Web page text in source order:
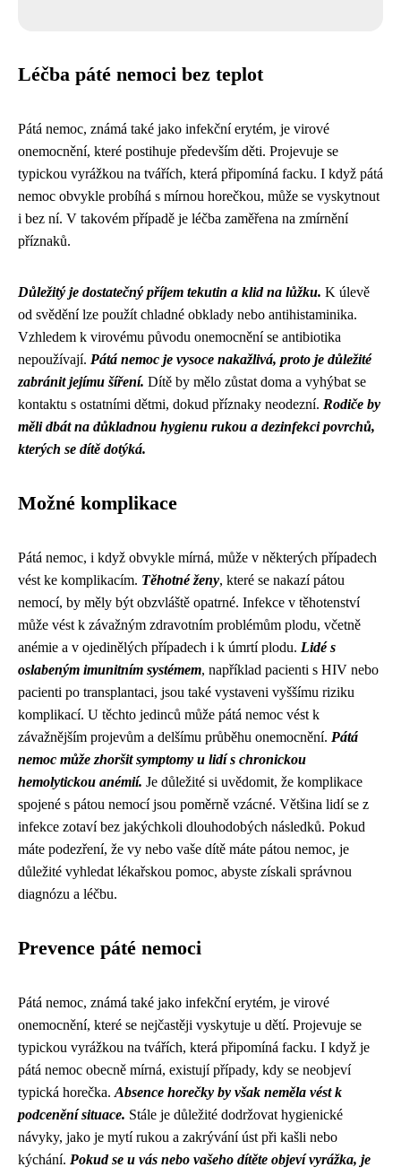
Léčba páté nemoci bez teplot
Pátá nemoc, známá také jako infekční erytém, je virové
onemocnění, které postihuje především děti. Projevuje se
typickou vyrážkou na tvářích, která připomíná facku. I když pátá
nemoc obvykle probíhá s mírnou horečkou, může se vyskytnout
i bez ní. V takovém případě je léčba zaměřena na zmírnění
příznaků.
Důležitý je dostatečný příjem tekutin a klid na lůžku. K úlevě
od svědění lze použít chladné obklady nebo antihistaminika.
Vzhledem k virovému původu onemocnění se antibiotika
nepoužívají. Pátá nemoc je vysoce nakažlivá, proto je důležité
zabránit jejímu šíření. Dítě by mělo zůstat doma a vyhýbat se
kontaktu s ostatními dětmi, dokud příznaky neodezní. Rodiče by
měli dbát na důkladnou hygienu rukou a dezinfekci povrchů,
kterých se dítě dotýká.
Možné komplikace
Pátá nemoc, i když obvykle mírná, může v některých případech
vést ke komplikacím. Těhotné ženy, které se nakazí pátou
nemocí, by měly být obzvláště opatrné. Infekce v těhotenství
může vést k závažným zdravotním problémům plodu, včetně
anémie a v ojedinělých případech i k úmrtí plodu. Lidé s
oslabeným imunitním systémem, například pacienti s HIV nebo
pacienti po transplantaci, jsou také vystaveni vyššímu riziku
komplikací. U těchto jedinců může pátá nemoc vést k
závažnějším projevům a delšímu průběhu onemocnění. Pátá
nemoc může zhoršit symptomy u lidí s chronickou
hemolytickou anémií. Je důležité si uvědomit, že komplikace
spojené s pátou nemocí jsou poměrně vzácné. Většina lidí se z
infekce zotaví bez jakýchkoli dlouhodobých následků. Pokud
máte podezření, že vy nebo vaše dítě máte pátou nemoc, je
důležité vyhledat lékařskou pomoc, abyste získali správnou
diagnózu a léčbu.
Prevence páté nemoci
Pátá nemoc, známá také jako infekční erytém, je virové
onemocnění, které se nejčastěji vyskytuje u dětí. Projevuje se
typickou vyrážkou na tvářích, která připomíná facku. I když je
pátá nemoc obecně mírná, existují případy, kdy se neobjeví
typická horečka. Absence horečky by však neměla vést k
podcenění situace. Stále je důležité dodržovat hygienické
návyky, jako je mytí rukou a zakrývání úst při kašli nebo
kýchání. Pokud se u vás nebo vašeho dítěte objeví vyrážka, je